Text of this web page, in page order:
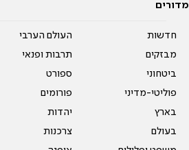
מדורים
חדשות
מבזקים
ביטחוני
פוליטי-מדיני
בארץ
בעולם
העולם הערבי
תרבות ופנאי
ספורט
פורומים
יהדות
צרכנות